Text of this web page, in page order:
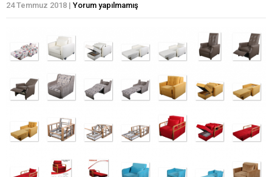
24 Temmuz 2018 | Yorum yapılmamış